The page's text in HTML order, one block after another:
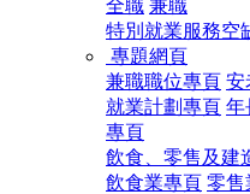
全職 兼職
特別就業服務空
專題網頁
兼職職位專頁 安
就業計劃專頁 年
專頁
飲食、零售及建
飲食業專頁 零售